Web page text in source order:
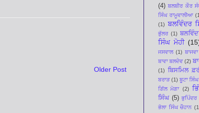
Older Post
(4) ਬਲਬੀਰ ਕੌਰ
ਸਿੰਘ ਰਾਮੂਵਾਲੀਆ
(1) ਬਲਵਿੰਦਰ
ਭੁੱਲਰ (1)
ਸਿੰਘ ਮੋਹੀ
ਜਸਵਾਲ (1)
ਬਾਵਾ ਬਲਦੇਵ (2)
(1) ਬਿਸਮਿਲ
ਬਰਾੜ (1) ਬੂਟਾ
ਗਿੱਲ ਮੋਗਾ (2)
ਸਿੰਘ (5) ਭੁਪਿੰਦਰ
ਭੋਲਾ ਸਿੰਘ ਚੌਹਾਨ